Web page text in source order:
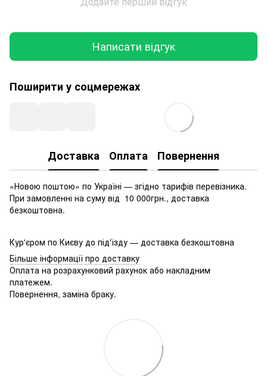
Написати відгук
Поширити у соцмережах
Доставка Оплата Повернення
«Новою поштою» по Україні — згідно тарифів перевізника.
При замовленні на суму від 10 000грн., доставка
безкоштовна.
Кур'єром по Києву до під'їзду — доставка безкоштовна
Більше інформації про доставку
Оплата на розрахунковий рахунок або накладним
платежем.
Повернення, заміна браку.